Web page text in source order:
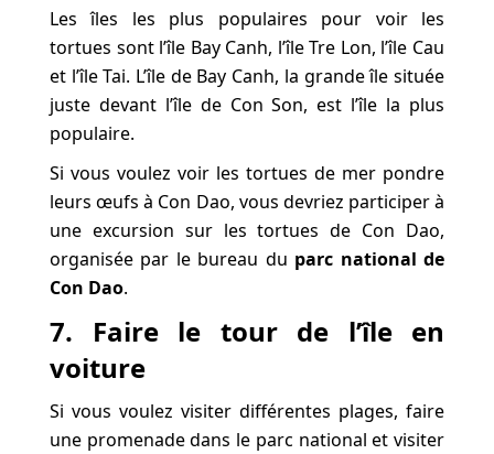
Les îles les plus populaires pour voir les
tortues sont l’île Bay Canh, l’île Tre Lon, l’île Cau
et l’île Tai. L’île de Bay Canh, la grande île située
juste devant l’île de Con Son, est l’île la plus
populaire.
Si vous voulez voir les tortues de mer pondre
leurs œufs à Con Dao, vous devriez participer à
une excursion sur les tortues de Con Dao,
organisée par le bureau du parc national de
Con Dao.
7. Faire le tour de l’île en
voiture
Si vous voulez visiter différentes plages, faire
une promenade dans le parc national et visiter